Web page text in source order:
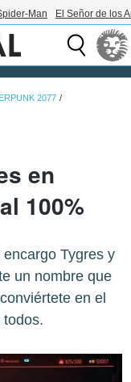
Man El Señor de los
2077
en
100%
Tygres y
un nombre que
en el
todos.